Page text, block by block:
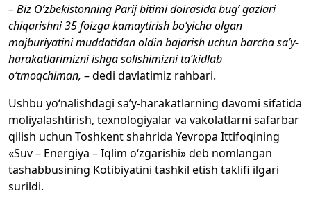
– Biz O‘zbekistonning Parij bitimi doirasida bug‘ gazlari
chiqarishni 35 foizga kamaytirish bo‘yicha olgan
majburiyatini muddatidan oldin bajarish uchun barcha sa’y-
harakatlarimizni ishga solishimizni ta’kidlab
o‘tmoqchiman, – dedi davlatimiz rahbari.
Ushbu yo‘nalishdagi sa’y-harakatlarning davomi sifatida
moliyalashtirish, texnologiyalar va vakolatlarni safarbar
qilish uchun Toshkent shahrida Yevropa Ittifoqining
«Suv – Energiya – Iqlim o‘zgarishi» deb nomlangan
tashabbusining Kotibiyatini tashkil etish taklifi ilgari
surildi.